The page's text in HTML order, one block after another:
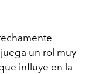
un rol muy
influye en la